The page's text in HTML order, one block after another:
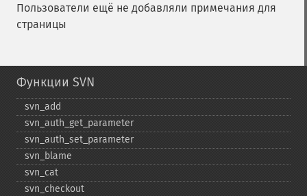
Пользователи ещё не добавляли примечания для
страницы
Функции SVN
svn_​add
svn_​auth_​get_​parameter
svn_​auth_​set_​parameter
svn_​blame
svn_​cat
svn_​checkout